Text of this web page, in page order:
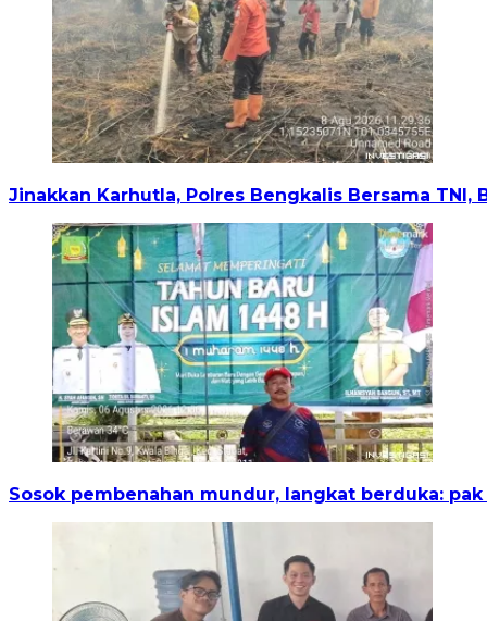
Jinakkan Karhutla, Polres Bengkalis Bersama TNI,
Sosok pembenahan mundur, langkat berduka: